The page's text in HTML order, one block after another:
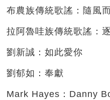
布農族傳統歌謠：隨風
拉阿魯哇族傳統歌謠：
劉新誠：如此愛你
劉郁如：奉獻
Mark Hayes：Danny